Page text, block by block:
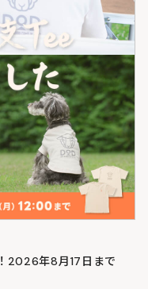
2026年8月17日まで